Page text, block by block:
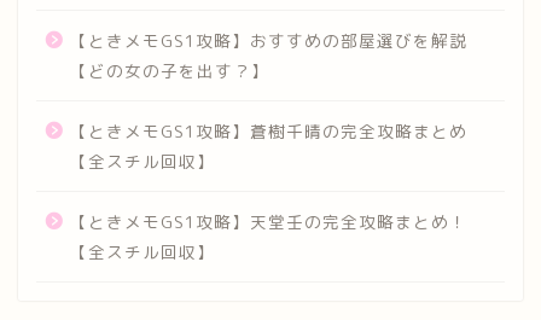
【ときメモGS1攻略】おすすめの部屋選びを解説
【どの女の子を出す？】
【ときメモGS1攻略】蒼樹千晴の完全攻略まとめ
【全スチル回収】
【ときメモGS1攻略】天堂壬の完全攻略まとめ！
【全スチル回収】